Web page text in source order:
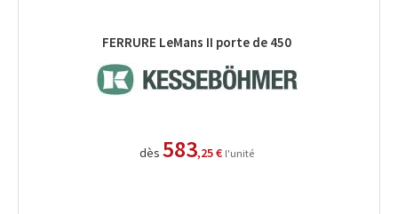
FERRURE LeMans II porte de 450
dès 583,25 € l'unité